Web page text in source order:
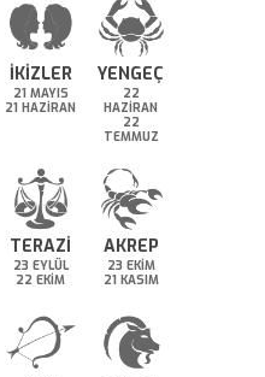
İKİZLER
21 MAYIS
21 HAZİRAN
YENGEÇ
22
HAZİRAN
22
TEMMUZ
TERAZİ
23 EYLÜL
22 EKİM
AKREP
23 EKİM
21 KASIM